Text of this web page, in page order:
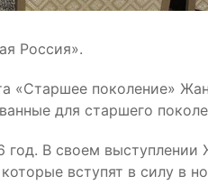
Россия».
«Старшее поколение»
для старшего
В своем
вступят в силу в